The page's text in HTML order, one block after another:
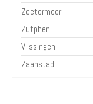
Zoetermeer
Zutphen
Vlissingen
Zaanstad